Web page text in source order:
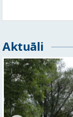
Aktuāli